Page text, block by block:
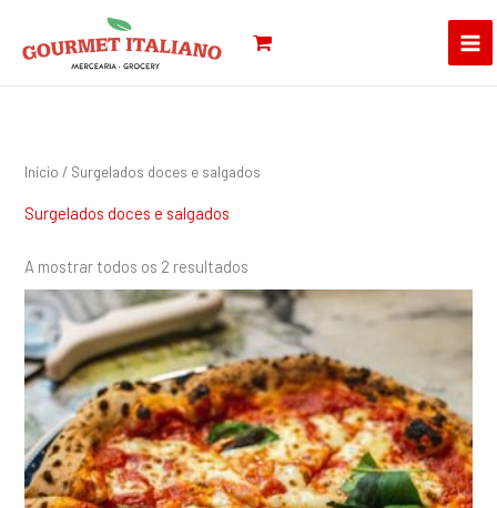
content
Início / Surgelados doces e salgados
Surgelados doces e salgados
A mostrar todos os 2 resultados